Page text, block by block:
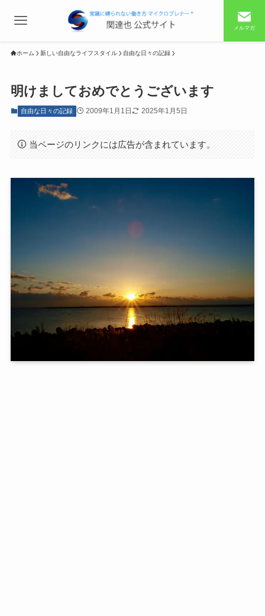
メルマガ
ホーム 新しい自由なライフスタイル 自由な日々の記録
明けましておめでとうございます
自由な日々の記録 2009年1月1日 2025年1月5日
当ページのリンクには広告が含まれています。